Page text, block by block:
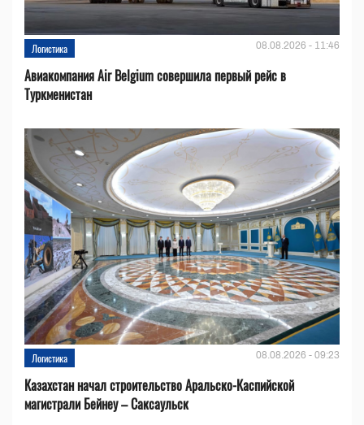
Логистика 08.08.2026 - 11:46
Авиакомпания Air Belgium совершила первый рейс в
Туркменистан
Логистика 08.08.2026 - 09:23
Казахстан начал строительство Аральско-Каспийской
магистрали Бейнеу – Саксаульск